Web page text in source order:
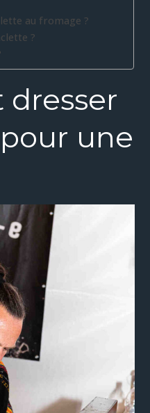
au fromage ?
?
une